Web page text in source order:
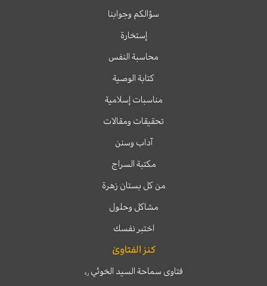
سؤالكم وجوابنا
إستخارة
محاسبة النفس
كتابة الوصية
مناسبات إسلامية
تحقيقات ومقالات
آداب وسنن
مكتبة السراج
من كل بستان زهرة
مشاكل وحلول
اختبر نفسك
كنز الفتاوىٰ
فتاوى سماحة السيد الخوئيره